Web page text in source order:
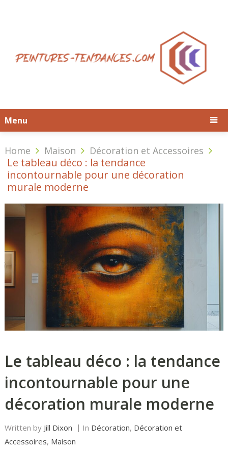
Menu
Home Maison Décoration et Accessoires
Le tableau déco : la tendance
incontournable pour une décoration
murale moderne
Le tableau déco : la tendance
incontournable pour une
décoration murale moderne
Written by Jill Dixon In Décoration, Décoration et
Accessoires, Maison